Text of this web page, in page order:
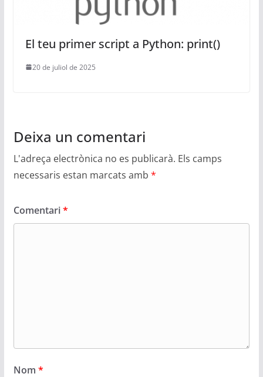
El teu primer script a Python: print()
20 de juliol de 2025
Deixa un comentari
L'adreça electrònica no es publicarà. Els camps
necessaris estan marcats amb *
Comentari*
Nom *